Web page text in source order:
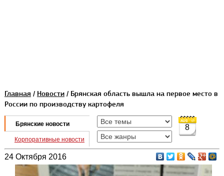
Главная / Новости/ Брянская область вышла на первое место в
России по производству картофеля
Брянские новости
Корпоративные новости
8
24 Октября 2016